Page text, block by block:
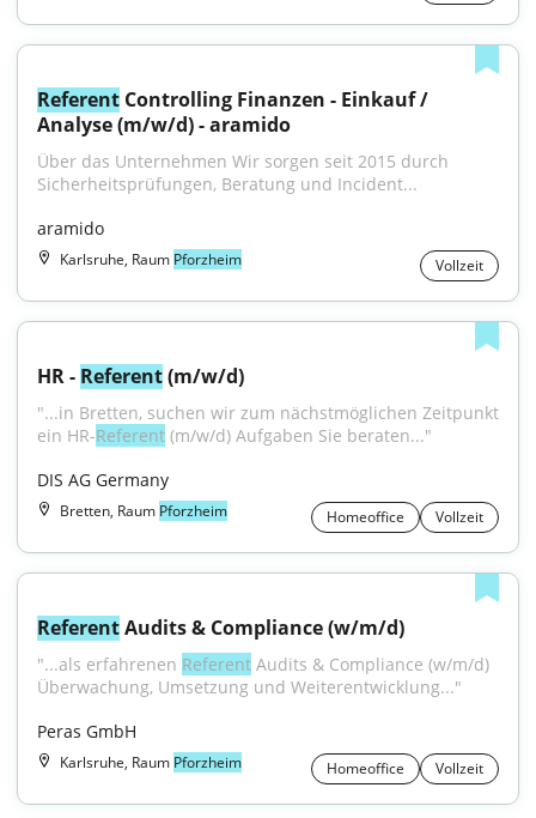
Referent Controlling Finanzen - Einkauf /
Analyse (m/w/d) - aramido
Über das Unternehmen Wir sorgen seit 2015 durch
Sicherheitsprüfungen, Beratung und Incident...
aramido
Karlsruhe, Raum Pforzheim Vollzeit
HR - Referent (m/w/d)
"...in Bretten, suchen wir zum nächstmöglichen Zeitpunkt
ein HR-Referent (m/w/d) Aufgaben Sie beraten..."
DIS AG Germany
Bretten, Raum Pforzheim Homeoffice Vollzeit
Referent Audits & Compliance (w/m/d)
"...als erfahrenen Referent Audits & Compliance (w/m/d)
Überwachung, Umsetzung und Weiterentwicklung..."
Peras GmbH
Karlsruhe, Raum Pforzheim Homeoffice Vollzeit